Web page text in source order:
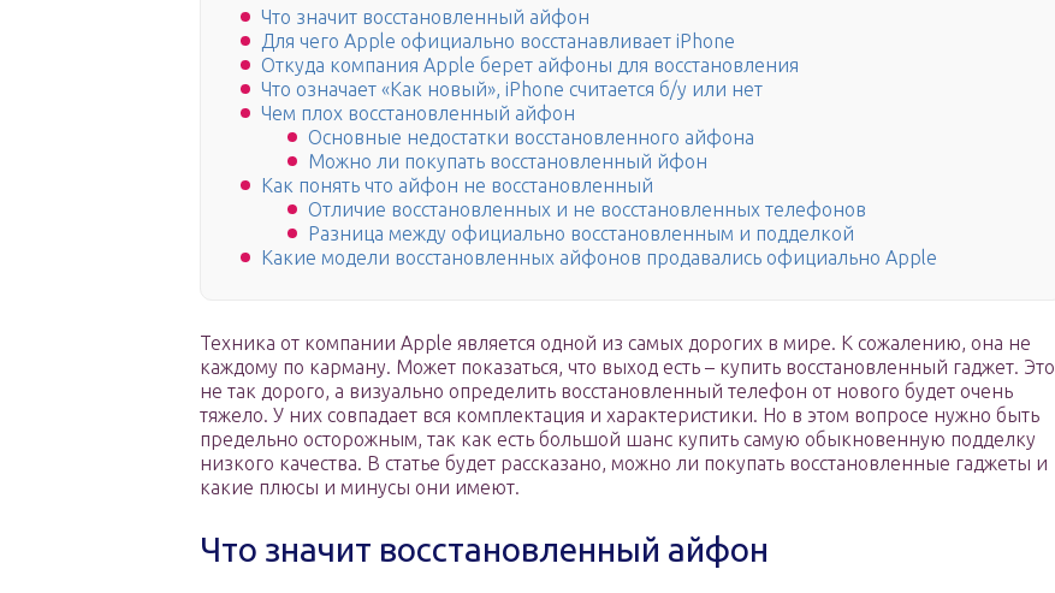
Что значит восстановленный айфон
Для чего Apple официально восстанавливает iPhone
Откуда компания Apple берет айфоны для восстановления
Что означает «Как новый», iPhone считается б/у или нет
Чем плох восстановленный айфон
Основные недостатки восстановленного айфона
Можно ли покупать восстановленный йфон
Как понять что айфон не восстановленный
Отличие восстановленных и не восстановленных телефонов
Разница между официально восстановленным и подделкой
Какие модели восстановленных айфонов продавались официально Apple
Техника от компании Apple является одной из самых дорогих в мире. К сожалению, она не
каждому по карману. Может показаться, что выход есть – купить восстановленный гаджет. Это
не так дорого, а визуально определить восстановленный телефон от нового будет очень
тяжело. У них совпадает вся комплектация и характеристики. Но в этом вопросе нужно быть
предельно осторожным, так как есть большой шанс купить самую обыкновенную подделку
низкого качества. В статье будет рассказано, можно ли покупать восстановленные гаджеты и
какие плюсы и минусы они имеют.
Что значит восстановленный айфон